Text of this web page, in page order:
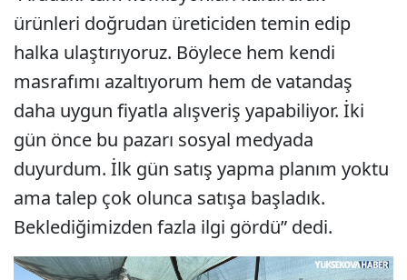
ürünleri doğrudan üreticiden temin edip
halka ulaştırıyoruz. Böylece hem kendi
masrafımı azaltıyorum hem de vatandaş
daha uygun fiyatla alışveriş yapabiliyor. İki
gün önce bu pazarı sosyal medyada
duyurdum. İlk gün satış yapma planım yoktu
ama talep çok olunca satışa başladık.
Beklediğimizden fazla ilgi gördü” dedi.